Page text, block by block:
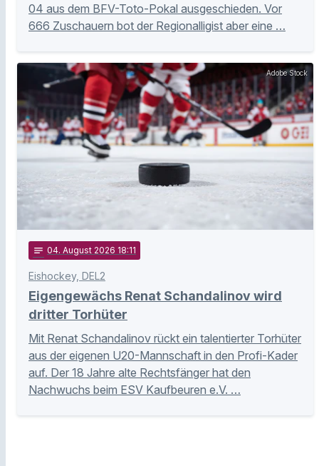
04 aus dem BFV-Toto-Pokal ausgeschieden. Vor
666 Zuschauern bot der Regionalligist aber eine …
Adobe Stock
notes 04. August 2026 18:11
Eishockey, DEL2
Eigengewächs Renat Schandalinov wird
dritter Torhüter
Mit Renat Schandalinov rückt ein talentierter Torhüter
aus der eigenen U20-Mannschaft in den Profi-Kader
auf. Der 18 Jahre alte Rechtsfänger hat den
Nachwuchs beim ESV Kaufbeuren e.V. …